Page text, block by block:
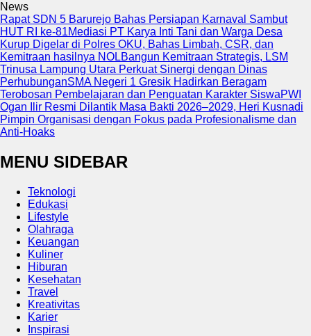
News
Rapat SDN 5 Barurejo Bahas Persiapan Karnaval Sambut
HUT RI ke-81Mediasi PT Karya Inti Tani dan Warga Desa
Kurup Digelar di Polres OKU, Bahas Limbah, CSR, dan
Kemitraan hasilnya NOLBangun Kemitraan Strategis, LSM
Trinusa Lampung Utara Perkuat Sinergi dengan Dinas
PerhubunganSMA Negeri 1 Gresik Hadirkan Beragam
Terobosan Pembelajaran dan Penguatan Karakter SiswaPWI
Ogan Ilir Resmi Dilantik Masa Bakti 2026–2029, Heri Kusnadi
Pimpin Organisasi dengan Fokus pada Profesionalisme dan
Anti-Hoaks
MENU SIDEBAR
Teknologi
Edukasi
Lifestyle
Olahraga
Keuangan
Kuliner
Hiburan
Kesehatan
Travel
Kreativitas
Karier
Inspirasi